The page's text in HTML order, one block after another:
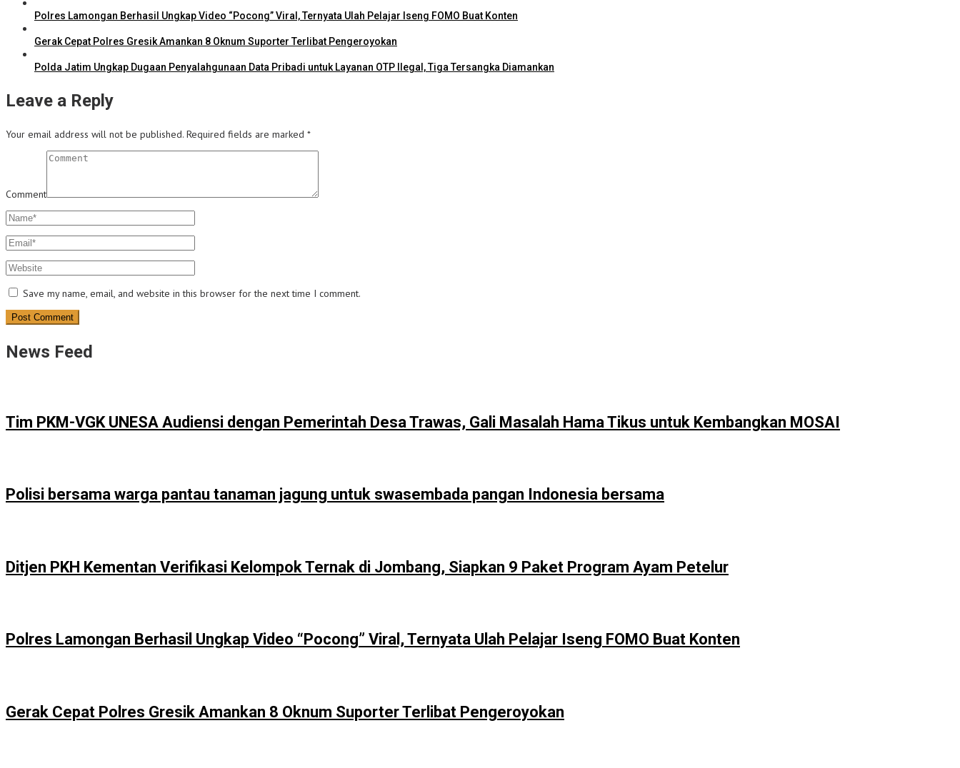
Polres Lamongan Berhasil Ungkap Video “Pocong” Viral, Ternyata Ulah Pelajar Iseng FOMO Buat Konten
Gerak Cepat Polres Gresik Amankan 8 Oknum Suporter Terlibat Pengeroyokan
Polda Jatim Ungkap Dugaan Penyalahgunaan Data Pribadi untuk Layanan OTP Ilegal, Tiga Tersangka Diamankan
Leave a Reply
Your email address will not be published. Required fields are marked *
Comment
Save my name, email, and website in this browser for the next time I comment.
News Feed
Tim PKM-VGK UNESA Audiensi dengan Pemerintah Desa Trawas, Gali Masalah Hama Tikus untuk Kembangkan MOSAI
Polisi bersama warga pantau tanaman jagung untuk swasembada pangan Indonesia bersama
Ditjen PKH Kementan Verifikasi Kelompok Ternak di Jombang, Siapkan 9 Paket Program Ayam Petelur
Polres Lamongan Berhasil Ungkap Video “Pocong” Viral, Ternyata Ulah Pelajar Iseng FOMO Buat Konten
Gerak Cepat Polres Gresik Amankan 8 Oknum Suporter Terlibat Pengeroyokan